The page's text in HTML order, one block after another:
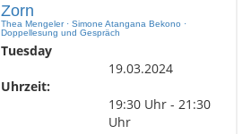
Zorn
Thea Mengeler · Simone Atangana Bekono ·
Doppellesung und Gespräch
Tuesday
19.03.2024
Uhrzeit:
19:30 Uhr - 21:30
Uhr